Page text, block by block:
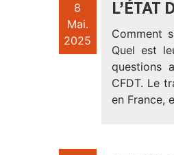
8
Mai.
2025
L’ÉTAT
Comment
Quel est
questions
CFDT. Le
en France,